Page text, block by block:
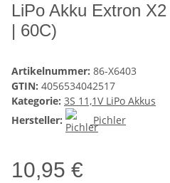
LiPo Akku Extron
| 60C)
Artikelnummer: 86-X6403
GTIN: 4056534042517
Kategorie: 3S 11,1V LiPo Akkus
Hersteller:
Pichler
10,95 €